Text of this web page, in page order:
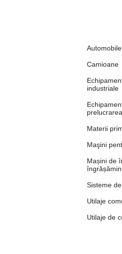
Automobile
Camioane
industriale
Materii
Maşini
Mașini de
Sisteme
Utilaje
Utilaje de